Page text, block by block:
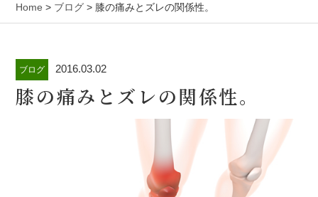
Home > ブログ > 膝の痛みとズレの関係性。
ブログ 2016.03.02
膝の痛みとズレの関係性。